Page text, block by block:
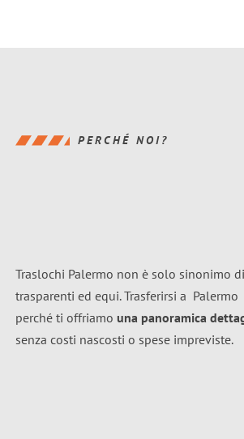
PERCHÉ NOI?
Traslochi Palermo non è solo sinonimo di
trasparenti ed equi. Trasferirsi a Palermo
perché ti offriamo una panoramica
senza costi nascosti o spese impreviste.